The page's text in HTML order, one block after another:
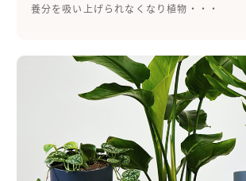
養分を吸い上げられなくなり植物・・・